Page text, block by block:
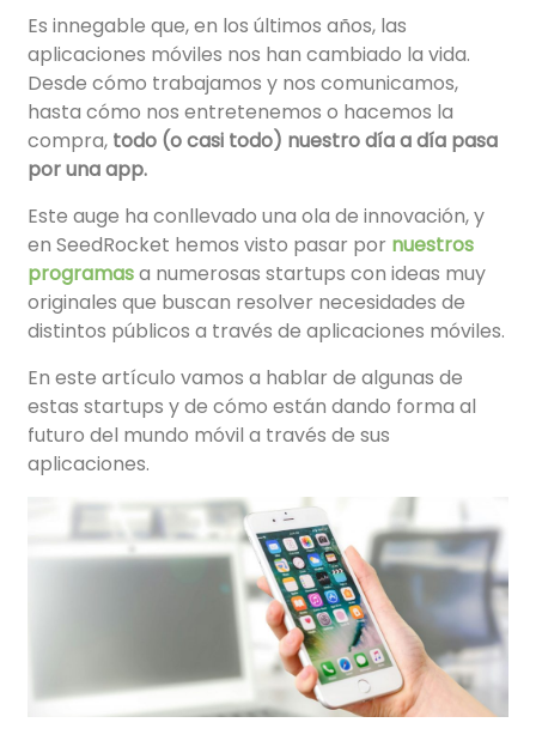
Es innegable que, en los últimos años, las
aplicaciones móviles nos han cambiado la vida.
Desde cómo trabajamos y nos comunicamos,
hasta cómo nos entretenemos o hacemos la
compra, todo (o casi todo) nuestro día a día pasa
por unaapp.
Este auge ha conllevado una ola de innovación, y
en SeedRocket hemos visto pasar por nuestros
programasa numerosas startups con ideas muy
originales que buscan resolver necesidades de
distintos públicos a través de aplicaciones móviles.
En este artículo vamos a hablar de algunas de
estas startups y de cómo están dando forma al
futuro del mundo móvil a través de sus
aplicaciones.